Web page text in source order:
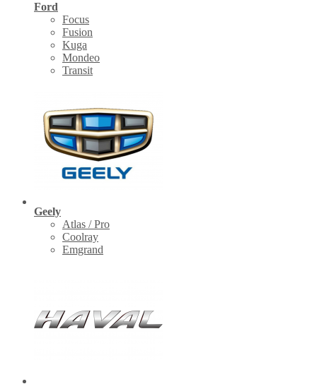
Ford
Focus
Fusion
Kuga
Mondeo
Transit
Geely
Atlas / Pro
Coolray
Emgrand